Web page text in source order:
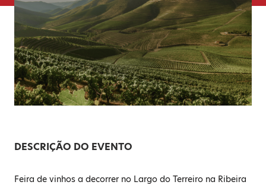
DESCRIÇÃO DO EVENTO
Feira de vinhos a decorrer no Largo do Terreiro na Ribeira